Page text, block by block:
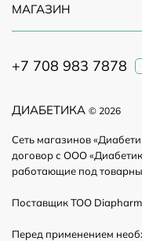
ДИАБЕТИКА © 2026
Сеть магазинов
договор с ООО
работающие под
Поставщик ТОО
Перед применением
МАГАЗИН
+7 708 983 7878